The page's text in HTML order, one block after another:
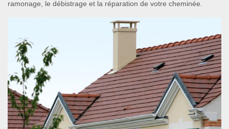
ramonage, le débistrage et la réparation de votre cheminée.